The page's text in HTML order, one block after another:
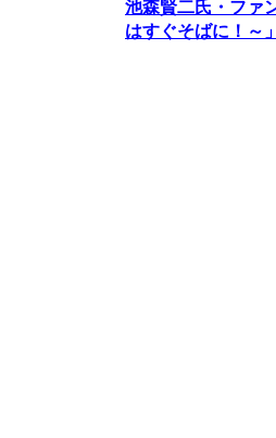
池森賢二氏・ファ
はすぐそばに！～」